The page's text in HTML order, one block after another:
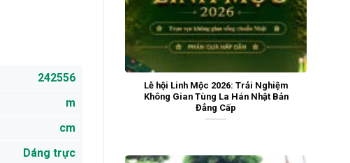
Lễ hội Linh Mộc 2026: Trải Nghiệm
Không Gian Tùng La Hán Nhật Bản
Đẳng Cấp
242556
m
cm
Dáng trực